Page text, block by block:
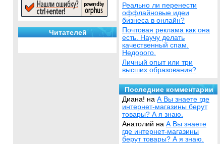
Реально ли перенести
оффлайновые идеи
бизнеса в онлайн?
Почтовая реклама как она
есть. Научу делать
качественный спам.
Недорого.
Личный опыт или три
высших образования?
Последние комментарии
Диана! на А Вы знаете где
интернет-магазины берут
товары? А я знаю.
Анатолий на А Вы знаете
где интернет-магазины
берут товары? А я знаю.
Читателей